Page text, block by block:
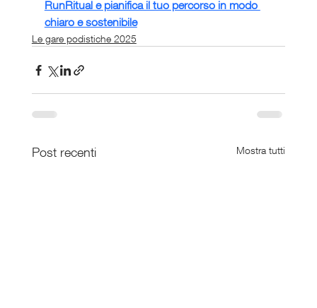
RunRitual e pianifica il tuo percorso in modo
chiaro e sostenibile
Le gare podistiche 2025
Post recenti Mostra tutti